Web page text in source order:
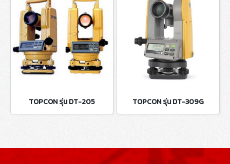
TOPCON รุ่น DT-205 TOPCON รุ่น DT-309G